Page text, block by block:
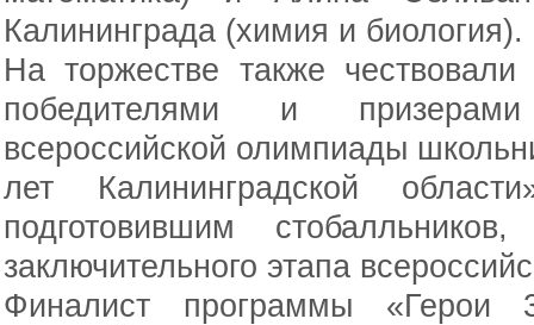
Калининграда (химия и биология).
На торжестве также
победителями и призерами
всероссийской олимпиады
лет Калининградской
подготовившим
заключительного этапа
Финалист программы «Герои